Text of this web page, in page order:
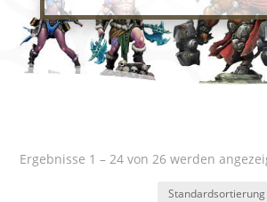
Ergebnisse 1 – 24 von 26 werden